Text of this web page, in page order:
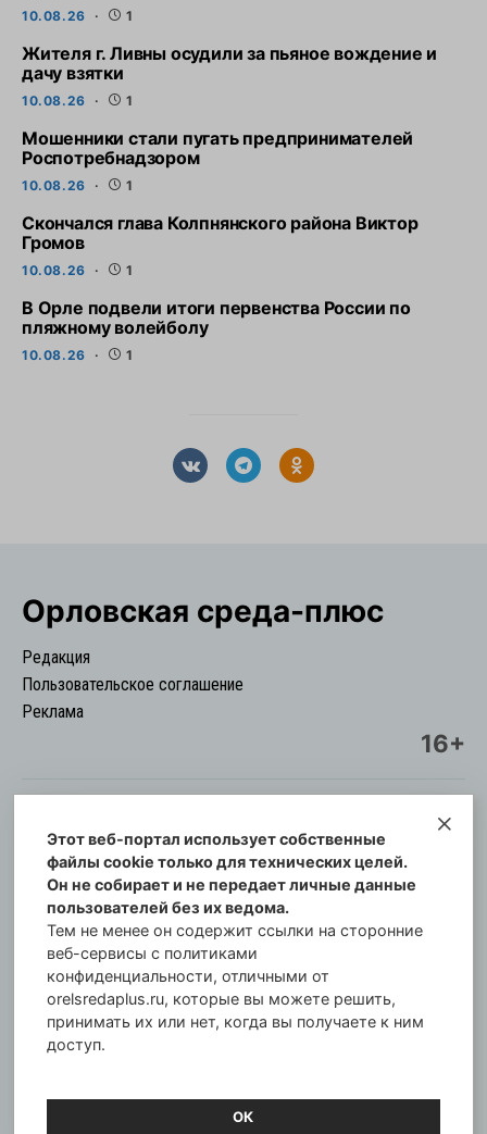
10.08.26 1
Жителя г. Ливны осудили за пьяное вождение и
дачу взятки
10.08.26 1
Мошенники стали пугать предпринимателей
Роспотребнадзором
10.08.26 1
Скончался глава Колпнянского района Виктор
Громов
10.08.26 1
В Орле подвели итоги первенства России по
пляжному волейболу
10.08.26 1
Орловская cреда-плюс
Редакция
Пользовательское соглашение
Реклама
16+
© Информационный городской портал
Орловская cреда-плюс, 2021-2026
Свидетельство о регистрации СМИ: ПИ №57-
00254 от 29 октября 2013 г.
Газета зарегистрирована Управлением
Федеральной службы по надзору в сфере связи,
информационных технологий и массовых
коммуникаций по Орловской области.
Главный редактор: Татьяна Филёва
Этот веб-портал использует собственные
файлы cookie только для технических целей.
Он не собирает и не передает личные данные
пользователей без их ведома.
Тем не менее он содержит ссылки на сторонние
веб-сервисы с политиками
конфиденциальности, отличными от
orelsredaplus.ru, которые вы можете решить,
принимать их или нет, когда вы получаете к ним
доступ.
ОК